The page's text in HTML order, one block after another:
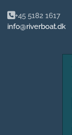
+45 5182 1617
info@riverboat.dk